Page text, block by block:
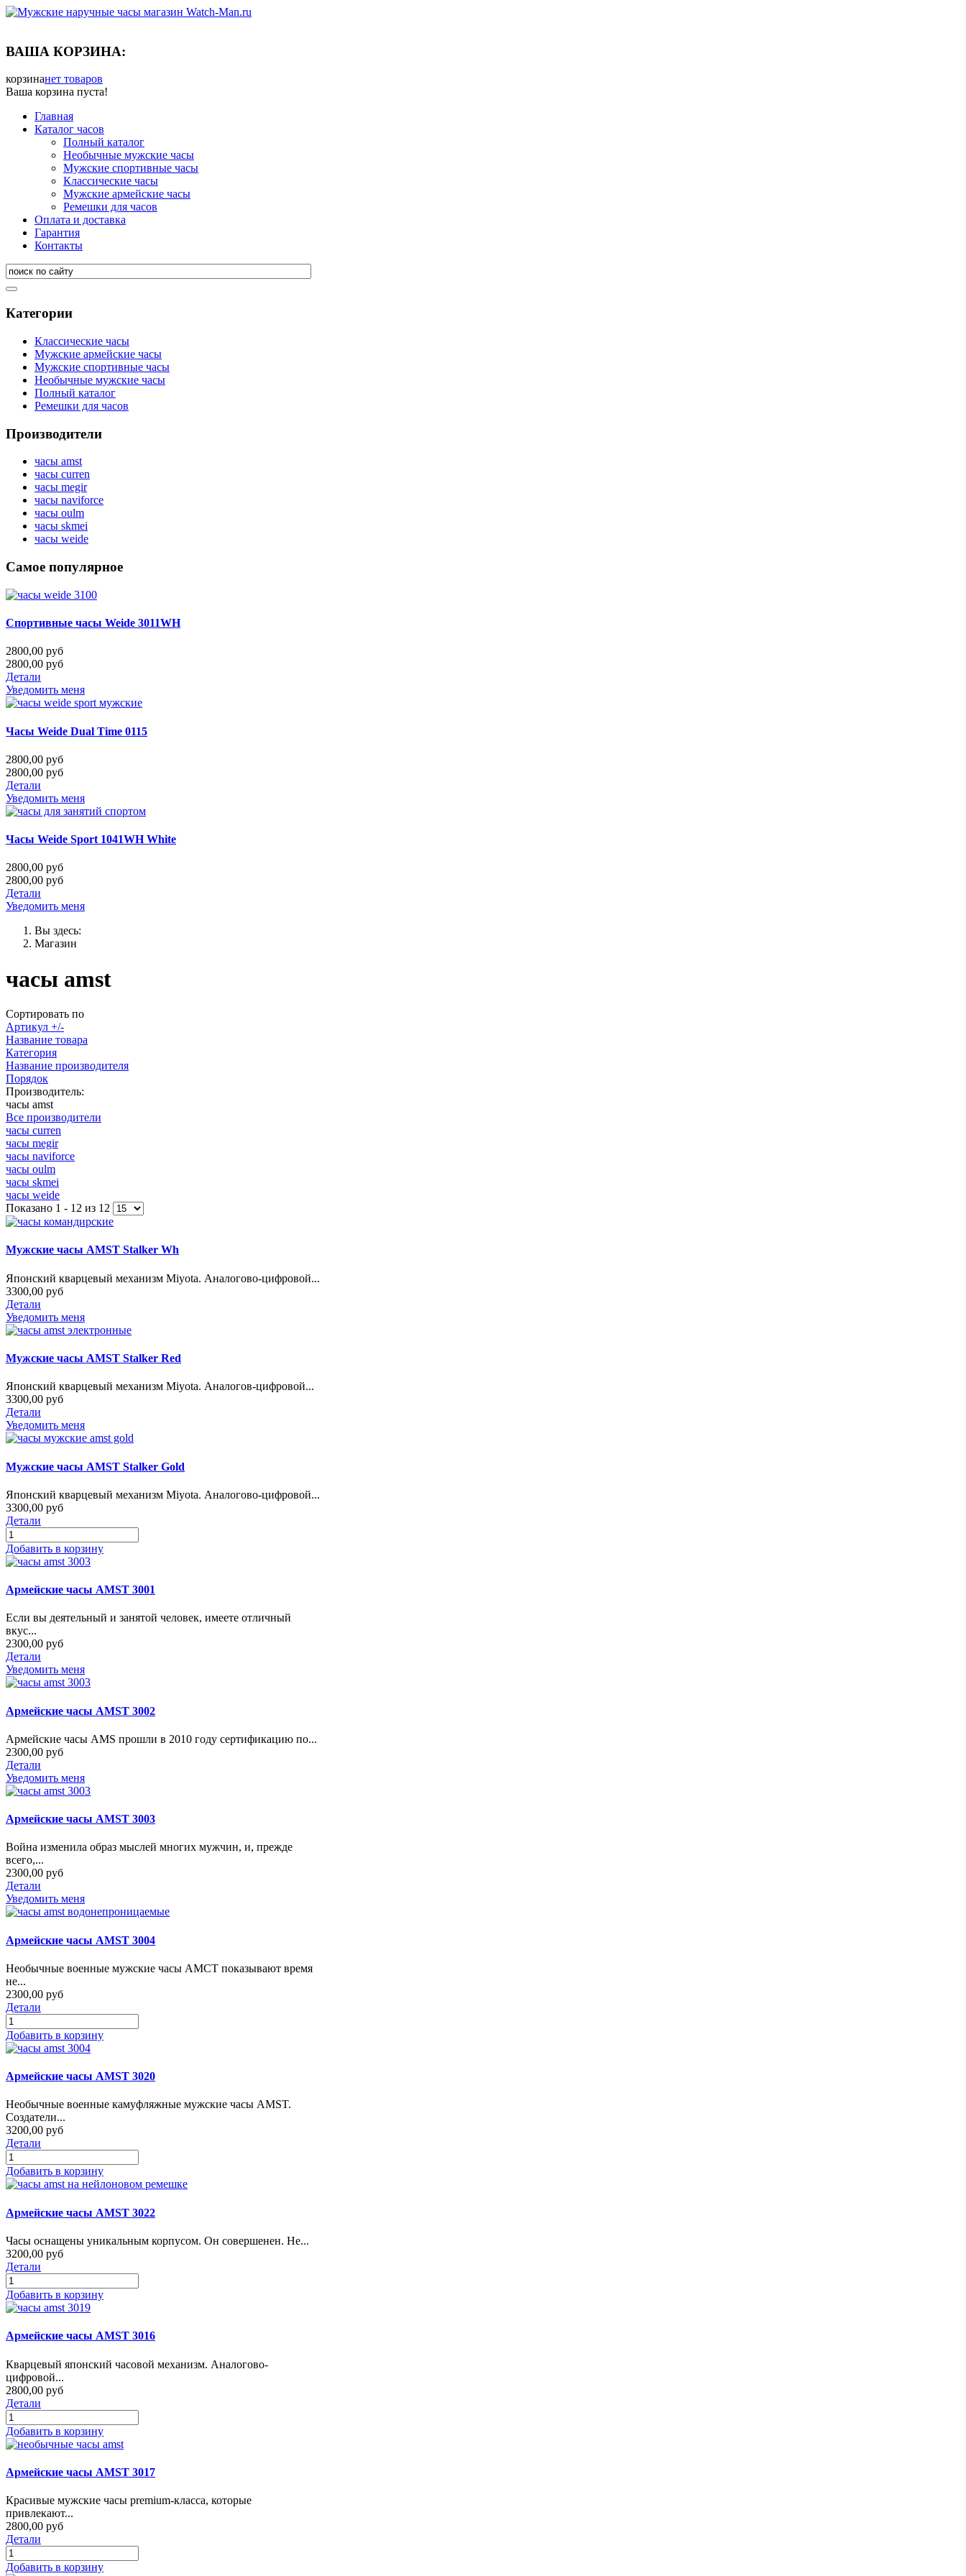
ВАША КОРЗИНА:
корзинанет товаров
Ваша корзина пуста!
Главная
Каталог часов
Полный каталог
Необычные мужские часы
Мужские спортивные часы
Классические часы
Мужские армейские часы
Ремешки для часов
Оплата и доставка
Гарантия
Контакты
Категории
Классические часы
Мужские армейские часы
Мужские спортивные часы
Необычные мужские часы
Полный каталог
Ремешки для часов
Производители
часы amst
часы curren
часы megir
часы naviforce
часы oulm
часы skmei
часы weide
Самое популярное
Спортивные часы Weide 3011WH
2800,00 руб
2800,00 руб
Детали
Уведомить меня
Часы Weide Dual Time 0115
2800,00 руб
2800,00 руб
Детали
Уведомить меня
Часы Weide Sport 1041WH White
2800,00 руб
2800,00 руб
Детали
Уведомить меня
Вы здесь:
Магазин
часы amst
Сортировать по
Артикул +/-
Название товара
Категория
Название производителя
Порядок
Производитель:
часы amst
Все производители
часы curren
часы megir
часы naviforce
часы oulm
часы skmei
часы weide
Показано 1 - 12 из 12
Мужские часы AMST Stalker Wh
Японский кварцевый механизм Miyota. Аналогово-цифровой...
3300,00 руб
Детали
Уведомить меня
Мужские часы AMST Stalker Red
Японский кварцевый механизм Miyota. Аналогов-цифровой...
3300,00 руб
Детали
Уведомить меня
Мужские часы AMST Stalker Gold
Японский кварцевый механизм Miyota. Аналогово-цифровой...
3300,00 руб
Детали
Добавить в корзину
Армейские часы AMST 3001
Если вы деятельный и занятой человек, имеете отличный
вкус...
2300,00 руб
Детали
Уведомить меня
Армейские часы AMST 3002
Армейские часы AMS прошли в 2010 году сертификацию по...
2300,00 руб
Детали
Уведомить меня
Армейские часы AMST 3003
Война изменила образ мыслей многих мужчин, и, прежде
всего,...
2300,00 руб
Детали
Уведомить меня
Армейские часы AMST 3004
Необычные военные мужские часы АМСТ показывают время
не...
2300,00 руб
Детали
Добавить в корзину
Армейские часы AMST 3020
Необычные военные камуфляжные мужские часы AMST.
Создатели...
3200,00 руб
Детали
Добавить в корзину
Армейские часы AMST 3022
Часы оснащены уникальным корпусом. Он совершенен. Не...
3200,00 руб
Детали
Добавить в корзину
Армейские часы AMST 3016
Кварцевый японский часовой механизм. Аналогово-
цифровой...
2800,00 руб
Детали
Добавить в корзину
Армейские часы AMST 3017
Красивые мужские часы premium-класса, которые
привлекают...
2800,00 руб
Детали
Добавить в корзину